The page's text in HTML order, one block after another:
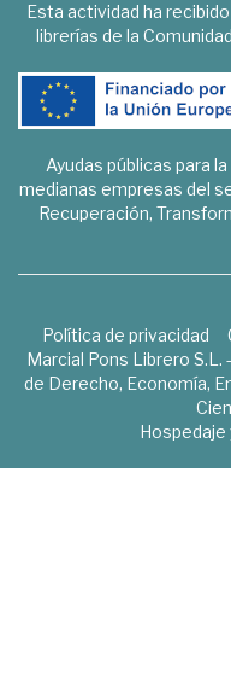
Esta actividad ha
librerías de la
Ayudas públicas para
medianas empresas del
Recuperación,
Política de privacidad
Marcial Pons Librero
de Derecho, Economía,
Hospedaje